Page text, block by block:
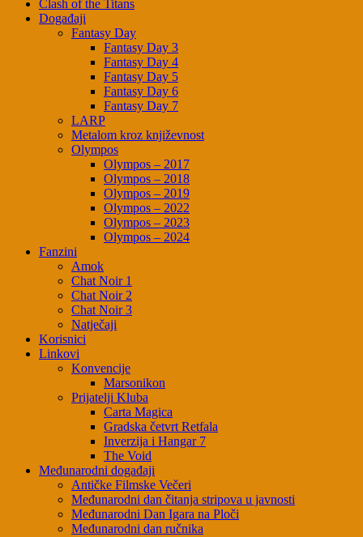
Clash of the Titans
Događaji
Fantasy Day
Fantasy Day 3
Fantasy Day 4
Fantasy Day 5
Fantasy Day 6
Fantasy Day 7
LARP
Metalom kroz književnost
Olympos
Olympos – 2017
Olympos – 2018
Olympos – 2019
Olympos – 2022
Olympos – 2023
Olympos – 2024
Fanzini
Amok
Chat Noir 1
Chat Noir 2
Chat Noir 3
Natječaji
Korisnici
Linkovi
Konvencije
Marsonikon
Prijatelji Kluba
Carta Magica
Gradska četvrt Retfala
Inverzija i Hangar 7
The Void
Međunarodni događaji
Antičke Filmske Večeri
Međunarodni dan čitanja stripova u javnosti
Međunarodni Dan Igara na Ploči
Međunarodni dan ručnika